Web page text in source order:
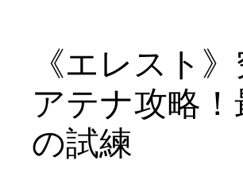
《エレスト
アテナ攻略！
の試練